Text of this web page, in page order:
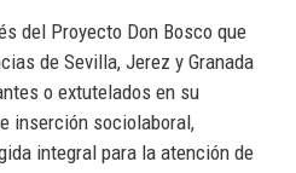
del Proyecto Don Bosco que
de Sevilla, Jerez y Granada
o extutelados en su
inserción sociolaboral,
integral para la atención de